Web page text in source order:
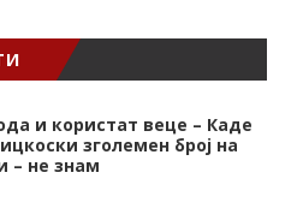
и користат веце – Каде
зголемен број на
– не знам